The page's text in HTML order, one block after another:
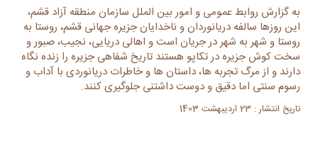
به گزارش روابط عمومی و امور بین الملل سازمان منطقه آزاد قشم،
این روزها سالفه دریانوردان و ناخدایان جزیره جهانی قشم، روستا به
روستا و شهر به شهر در جریان است و اهالی دریایی، نجیب، صبور و
سخت کوش جزیره در تکاپو هستند تاریخ شفاهی جزیره را زنده نگاه
دارند و از مرگ تجربه ها، داستان ها و خاطرات دریانوردی با آداب و
رسوم سنتی اما دقیق و دوست داشتنی جلوگیری کنند.
تاریخ انتشار : 23 اردیبهشت 1403